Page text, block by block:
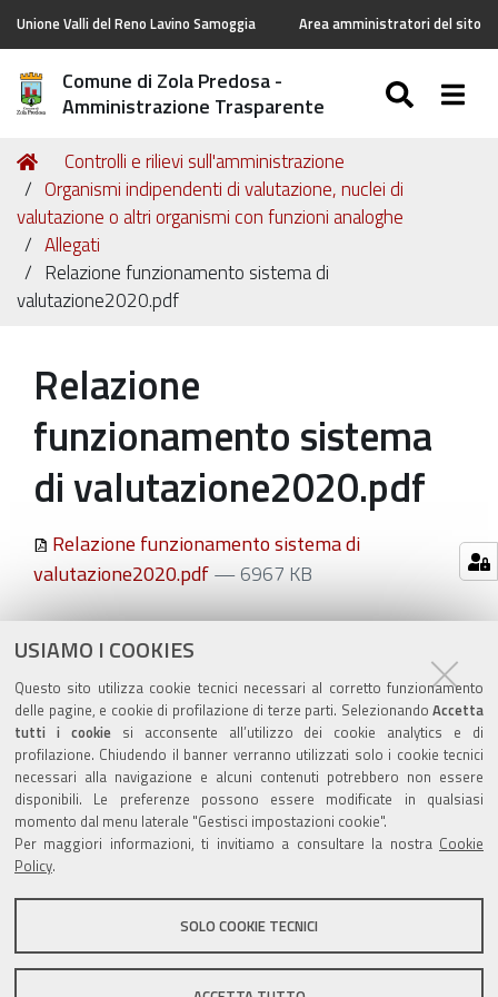
USIAMO I COOKIES
Questo sito utilizza cookie tecnici necessari al corretto funzionamento
delle pagine, e cookie di profilazione di terze parti. Selezionando Accetta
tutti i cookiesi acconsente all’utilizzo dei cookie analytics e di
profilazione. Chiudendo il banner verranno utilizzati solo i cookie tecnici
necessari alla navigazione e alcuni contenuti potrebbero non essere
disponibili. Le preferenze possono essere modificate in qualsiasi
momento dal menu laterale "Gestisci impostazioni cookie".
Per maggiori informazioni, ti invitiamo a consultare la nostra Cookie
Policy.
SOLO COOKIE TECNICI
Unione Valli del Reno Lavino Samoggia Area amministratori del sito
Comune di Zola Predosa -
Amministrazione Trasparente
Tu
sei
qui:
Home
Controlli e rilievi sull'amministrazione
Organismi indipendenti di valutazione, nuclei di
valutazione o altri organismi con funzioni analoghe
Allegati
Relazione funzionamento sistema di
valutazione2020.pdf
Relazione
funzionamento sistema
di valutazione2020.pdf
Relazione funzionamento sistema di
valutazione2020.pdf— 6967 KB
Azioni
sul
documento
ultima modifica 31/03/2022
Valuta questo sito
Sito istituzionale Comune di Zola Predosa